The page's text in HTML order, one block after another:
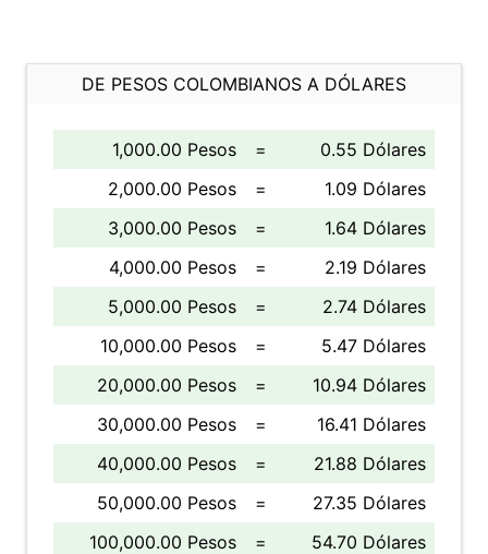
DE PESOS COLOMBIANOS A DÓLARES
1,000.00 Pesos =
0.55 Dólares
2,000.00 Pesos
=
1.09 Dólares
3,000.00 Pesos
=
1.64 Dólares
4,000.00 Pesos
=
2.19 Dólares
5,000.00 Pesos
=
2.74 Dólares
10,000.00 Pesos
=
5.47 Dólares
20,000.00 Pesos
=
10.94 Dólares
30,000.00 Pesos
=
16.41 Dólares
40,000.00 Pesos
=
21.88 Dólares
50,000.00 Pesos
=
27.35 Dólares
100,000.00 Pesos
= 54.70 Dólares